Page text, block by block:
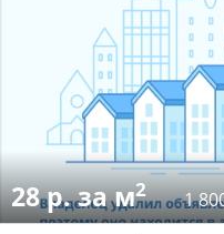
28 р. за м2 1